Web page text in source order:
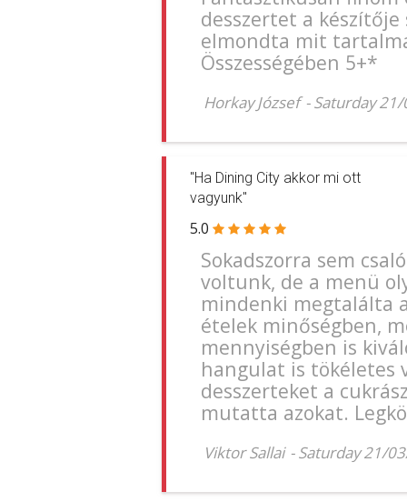
desszertet a
elmondta mit
Összességében 5+*
Horkay József -Saturday
"Ha Dining City akkor mi ott
vagyunk"
5.0
Sokadszorra sem
voltunk, de a menü
mindenki megtalálta
ételek minőségben,
mennyiségben is
hangulat is tökéletes
desszerteket a
mutatta azokat.
Viktor Sallai -Saturday 21/